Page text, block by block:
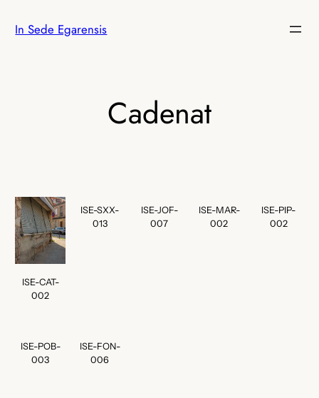
In Sede Egarensis
Cadenat
ISE-CAT-
002
ISE-SXX-
013
ISE-JOF-
007
ISE-MAR-
002
ISE-PIP-
002
ISE-POB-
003
ISE-FON-
006